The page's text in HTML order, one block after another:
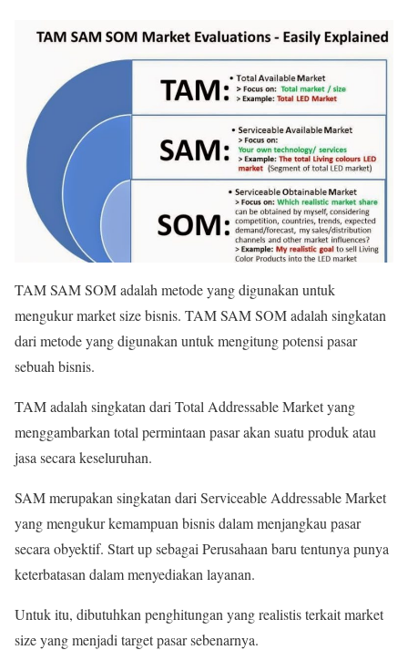
TAM SAM SOM adalah metode yang digunakan untuk
mengukur market size bisnis. TAM SAM SOM adalah singkatan
dari metode yang digunakan untuk mengitung potensi pasar
sebuah bisnis.
TAM adalah singkatan dari Total Addressable Market yang
menggambarkan total permintaan pasar akan suatu produk atau
jasa secara keseluruhan.
SAM merupakan singkatan dari Serviceable Addressable Market
yang mengukur kemampuan bisnis dalam menjangkau pasar
secara obyektif. Start up sebagai Perusahaan baru tentunya punya
keterbatasan dalam menyediakan layanan.
Untuk itu, dibutuhkan penghitungan yang realistis terkait market
size yang menjadi target pasar sebenarnya.